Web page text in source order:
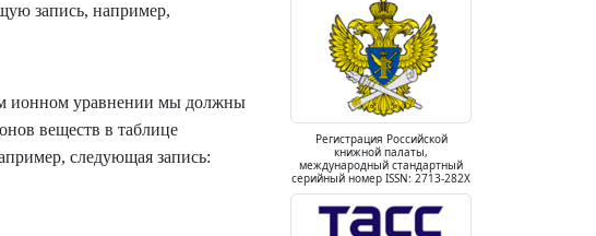
запись, например,
ионном уравнении мы должны
веществ в таблице
следующая запись:
Регистрация Российской
книжной палаты,
международный стандартный
серийный номер ISSN: 2713-282X